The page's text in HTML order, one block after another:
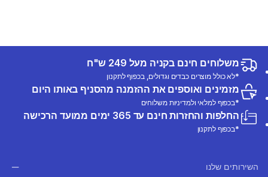
משלוחים חינם בקניה מעל 249 ש"ח
*לא כולל מוצרים כבדים וגדולים, בכפוף לתקנון
מזמינים ואוספים את ההזמנה מהסניף באותו היום
*בכפוף למלאי ולמדיניות משלוחים
החלפות והחזרות חינם עד 365 ימים ממועד הרכישה
*בכפוף לתקנון
השירותים שלנו